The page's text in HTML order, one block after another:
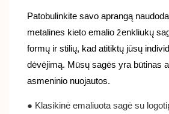
Patobulinkite savo aprangą
metalines kieto emalio ženkliukų
formų ir stilių, kad atitiktų jūsų
dėvėjimą. Mūsų sagės yra būtinas
asmeninio nuojautos.
● Klasikinė emaliuota sagė su